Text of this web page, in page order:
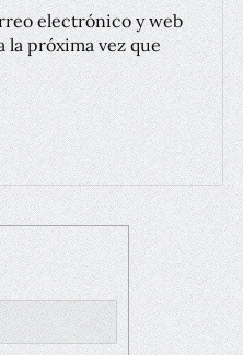
electrónico y web
la próxima vez que